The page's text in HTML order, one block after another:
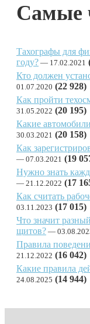
Самые
Тахографы для
году?
17.02.2021
Кто должен
01.07.2020 (22 928)
Как пройти
31.05.2022 (20 195)
Какие
30.03.2021 (20 158)
Как
07.03.2021 (19
Нужно знать
21.12.2022 (17
Как считать
03.11.2023 (17 015)
Что значит
щитов?
Правила
21.12.2022 (16 042)
Какие правила
24.08.2025 (14 944)